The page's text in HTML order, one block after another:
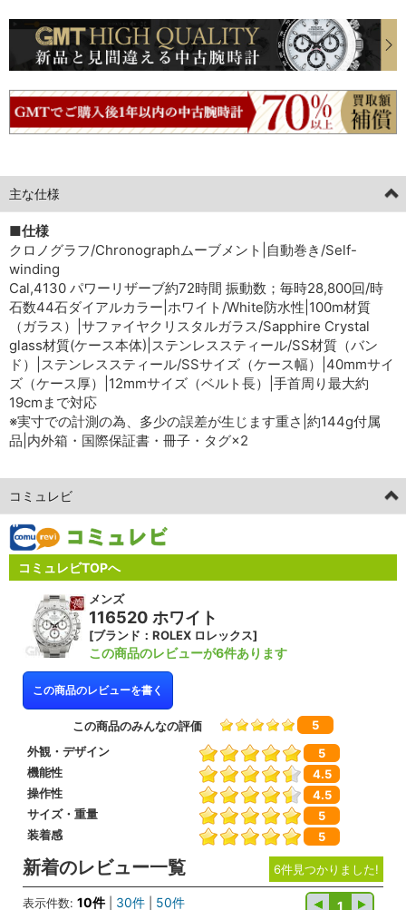
主な仕様
■仕様
クロノグラフ/Chronographムーブメント|自動巻き/Self-
winding
Cal,4130 パワーリザーブ約72時間 振動数；毎時28,800回/時
石数44石ダイアルカラー|ホワイト/White防水性|100m材質
（ガラス）|サファイヤクリスタルガラス/Sapphire Crystal
glass材質(ケース本体)|ステンレススティール/SS材質（バン
ド）|ステンレススティール/SSサイズ（ケース幅）|40mmサイ
ズ（ケース厚）|12mmサイズ（ベルト長）|手首周り最大約
19cmまで対応
※実寸での計測の為、多少の誤差が生じます重さ|約144g付属
品|内外箱・国際保証書・冊子・タグ×2
コミュレビ
コミュレビTOPへ
メンズ
116520 ホワイト
[ブランド：ROLEX ロレックス]
この商品のレビューが6件あります
この商品のレビューを書く
この商品のみんなの評価
5
外観・デザイン
5
機能性
4.5
操作性
4.5
サイズ・重量
5
装着感
5
新着のレビュー一覧 6件見つかりました!
表示件数: 10件| 30件 50件 1